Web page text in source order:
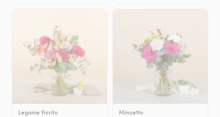
Legame fiorito Minuetto